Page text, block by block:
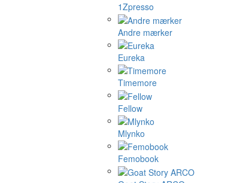
1Zpresso
Andre mærker
Eureka
Timemore
Fellow
Mlynko
Femobook